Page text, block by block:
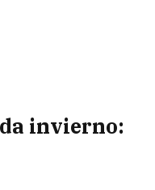
invierno: